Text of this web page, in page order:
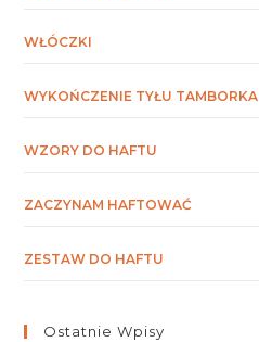
WŁÓCZKI
WYKOŃCZENIE TYŁU TAMBORKA
WZORY DO HAFTU
ZACZYNAM HAFTOWAĆ
ZESTAW DO HAFTU
Ostatnie Wpisy